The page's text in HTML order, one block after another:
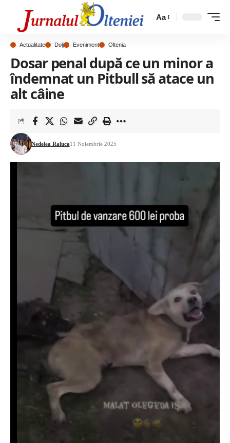
Aa
Actualitate Dolj Eveniment Oltenia
Dosar penal după ce un minor a
îndemnat un Pitbull să atace un
alt câine
Nedelea Raluca11 Noiembrie 2025